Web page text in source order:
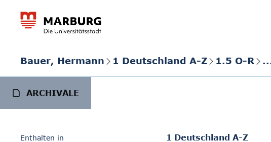
Bauer, Hermann 1 Deutschland A-Z 1.5 O-R
ARCHIVALE
Enthalten in 1 Deutschland A-Z